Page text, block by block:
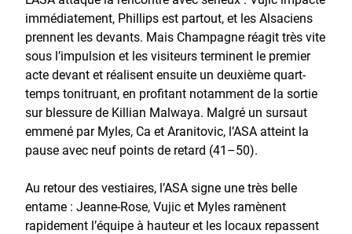
immédiatement, Phillips est partout, et les Alsaciens
prennent les devants. Mais Champagne réagit très vite
sous l’impulsion et les visiteurs terminent le premier
acte devant et réalisent ensuite un deuxième quart-
temps tonitruant, en profitant notamment de la sortie
sur blessure de Killian Malwaya. Malgré un sursaut
emmené par Myles, Ca et Aranitovic, l’ASA atteint la
pause avec neuf points de retard (41–50).
Au retour des vestiaires, l’ASA signe une très belle
entame : Jeanne-Rose, Vujic et Myles ramènent
rapidement l’équipe à hauteur et les locaux repassent